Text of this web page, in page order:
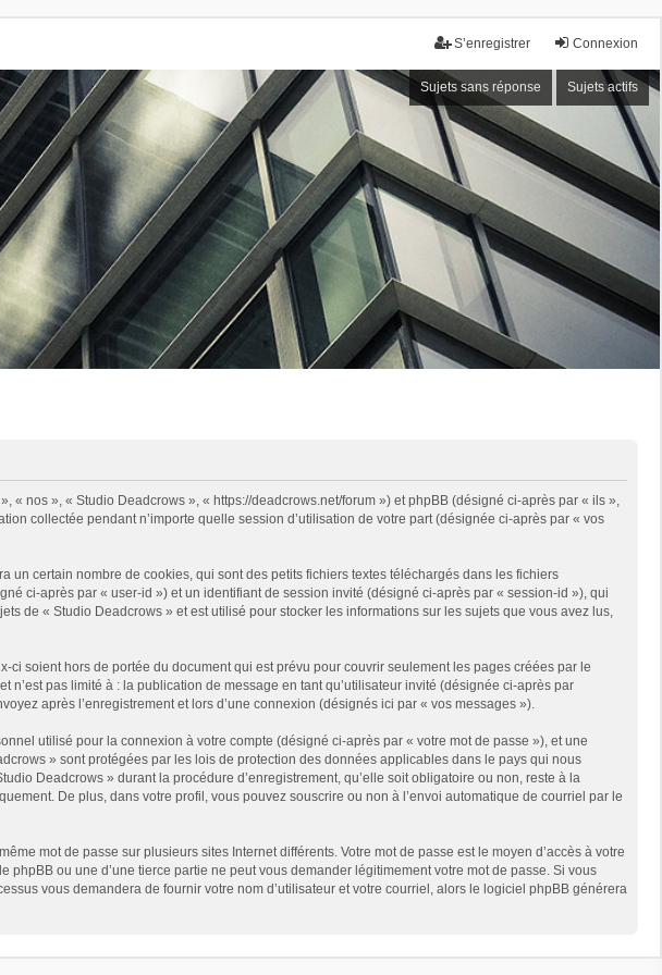
Connexion
S’enregistrer
Sujets sans réponse Sujets actifs
nos », « Studio Deadcrows », « https://deadcrows.net/forum ») et phpBB (désigné ci-après par « ils »,
collectée pendant n’importe quelle session d’utilisation de votre part (désignée ci-après par « vos
certain nombre de cookies, qui sont des petits fichiers textes téléchargés dans les fichiers
ci-après par « user-id ») et un identifiant de session invité (désigné ci-après par « session-id »), qui
de « Studio Deadcrows » et est utilisé pour stocker les informations sur les sujets que vous avez lus,
soient hors de portée du document qui est prévu pour couvrir seulement les pages créées par le
pas limité à : la publication de message en tant qu’utilisateur invité (désignée ci-après par
après l’enregistrement et lors d’une connexion (désignés ici par « vos messages »).
utilisé pour la connexion à votre compte (désigné ci-après par « votre mot de passe »), et une
» sont protégées par les lois de protection des données applicables dans le pays qui nous
Deadcrows » durant la procédure d’enregistrement, qu’elle soit obligatoire ou non, reste à la
De plus, dans votre profil, vous pouvez souscrire ou non à l’envoi automatique de courriel par le
mot de passe sur plusieurs sites Internet différents. Votre mot de passe est le moyen d’accès à votre
ou une d’une tierce partie ne peut vous demander légitimement votre mot de passe. Si vous
vous demandera de fournir votre nom d’utilisateur et votre courriel, alors le logiciel phpBB générera